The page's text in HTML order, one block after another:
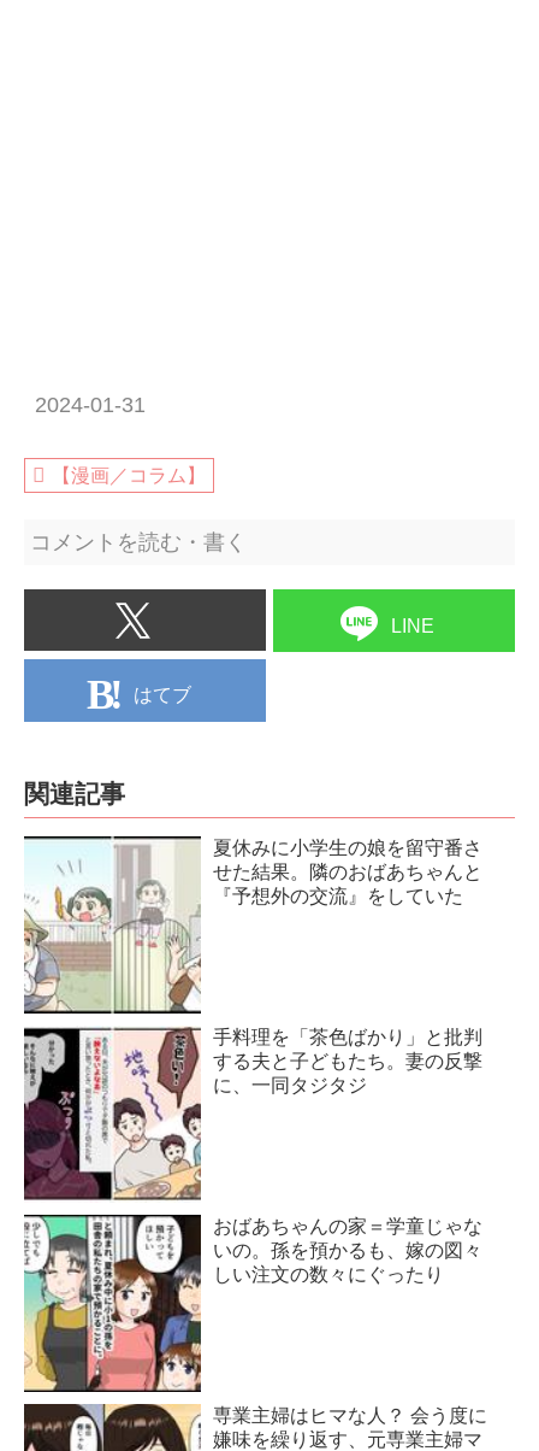
2024-01-31
【漫画／コラム】
コメントを読む・書く
LINE
はてブ
関連記事
夏休みに小学生の娘を留守番さ
せた結果。隣のおばあちゃんと
『予想外の交流』をしていた
手料理を「茶色ばかり」と批判
する夫と子どもたち。妻の反撃
に、一同タジタジ
おばあちゃんの家＝学童じゃな
いの。孫を預かるも、嫁の図々
しい注文の数々にぐったり
専業主婦はヒマな人？ 会う度に
嫌味を繰り返す、元専業主婦マ